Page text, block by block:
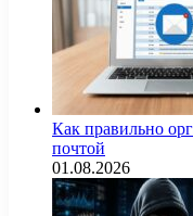
Как правильно
почтой
01.08.2026